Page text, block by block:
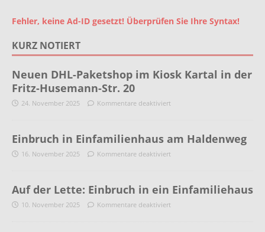
Fehler, keine Ad-ID gesetzt! Überprüfen Sie Ihre Syntax!
KURZ NOTIERT
Neuen DHL-Paketshop im Kiosk Kartal in der
Fritz-Husemann-Str. 20
24. November 2025 Kommentare deaktiviert
Einbruch in Einfamilienhaus am Haldenweg
16. November 2025 Kommentare deaktiviert
Auf der Lette: Einbruch in ein Einfamiliehaus
10. November 2025 Kommentare deaktiviert